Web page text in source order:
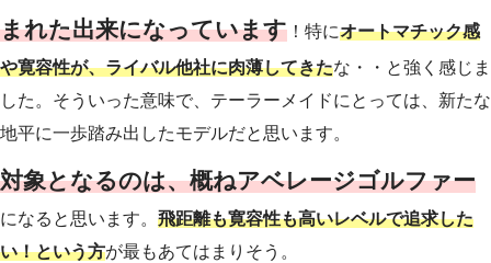
まれた出来になっています ！特にオートマチック感
や寛容性が、ライバル他社に肉薄してきたな・・と強く感じま
した。そういった意味で、テーラーメイドにとっては、新たな
地平に一歩踏み出したモデルだと思います。
対象となるのは、概ねアベレージゴルファー
になると思います。 飛距離も寛容性も高いレベルで追求した
い！という方が最もあてはまりそう。